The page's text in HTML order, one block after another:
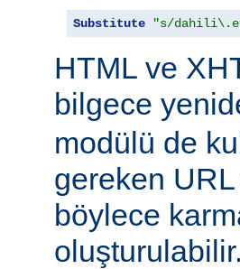
Substitute "s/
HTML ve
bilgece
modülü de
gereken
böylece
oluşturulabilir.